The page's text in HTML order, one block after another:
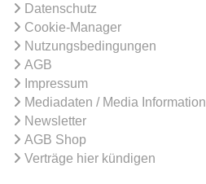
Datenschutz
Cookie-Manager
Nutzungsbedingungen
AGB
Impressum
Mediadaten / Media Information
Newsletter
AGB Shop
Verträge hier kündigen